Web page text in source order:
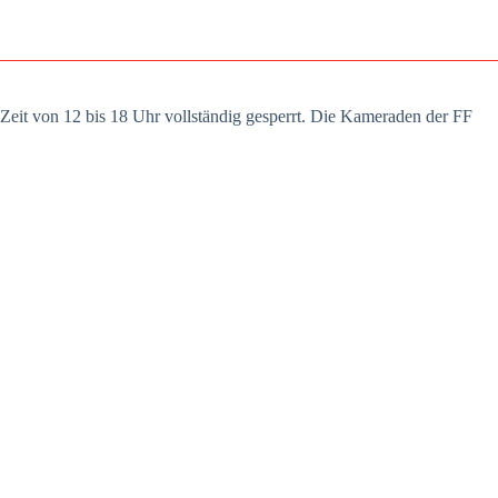
von 12 bis 18 Uhr voll­stän­dig gesperrt. Die Kame­ra­den der FF